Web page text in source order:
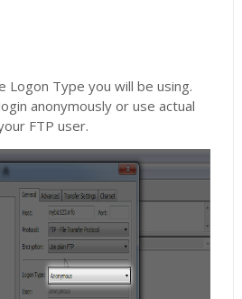
Logon Type you will be using.
anonymously or use actual
FTP user.